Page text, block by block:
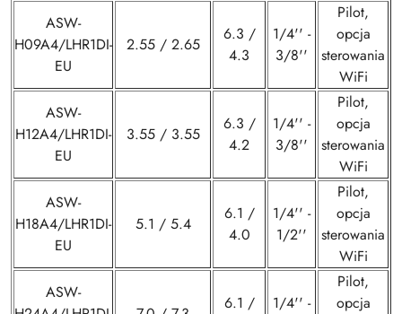
ASW-
H09A4/LHR1DI-
EU
2.55 / 2.65
6.3 /
4.3
1/4'' -
3/8''
Pilot,
opcja
sterowania
WiFi
ASW-
H12A4/LHR1DI-
EU
3.55 / 3.55
6.3 /
4.2
1/4'' -
3/8''
Pilot,
opcja
sterowania
WiFi
ASW-
H18A4/LHR1DI-
EU
5.1 / 5.4
6.1 /
4.0
1/4'' -
1/2''
Pilot,
opcja
sterowania
WiFi
ASW-
6.1 /
1/4'' -
Pilot,
opcja